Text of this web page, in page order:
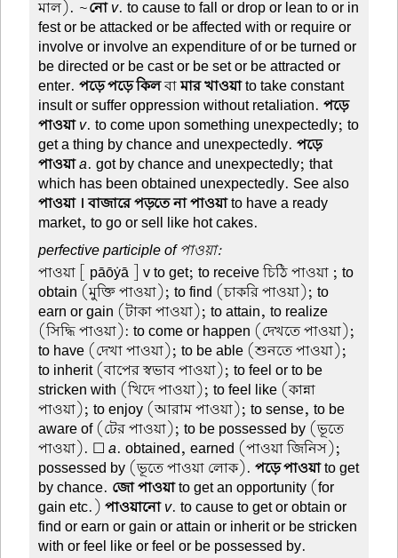
মাল). ~নো v. to cause to fall or drop or lean to or in
fest or be attacked or be affected with or require or
involve or involve an expenditure of or be turned or
be directed or be cast or be set or be attracted or
enter.পড়ে পড়ে কিলবামার খাওয়াto take constant
insult or suffer oppression without retaliation.পড়ে-
পাওয়া v. to come upon something unexpectedly; to
get a thing by chance and unexpectedly.পড়ে-
পাওয়াa. got by chance and unexpectedly; that
which has been obtained unexpectedly. See also
পাওয়া । বাজারে পড়তে না পাওয়াto have a ready
market, to go or sell like hot cakes.
perfective participle of পাওয়া:
পাওয়া [ pāōẏā ] v to get; to receive চিঠি পাওয়া ; to
obtain (মুক্তি পাওয়া); to find (চাকরি পাওয়া); to
earn or gain (টাকা পাওয়া); to attain, to realize
(সিদ্ধি পাওয়া): to come or happen (দেখতে পাওয়া);
to have (দেখা পাওয়া); to be able (শুনতে পাওয়া);
to inherit (বাপের স্বভাব পাওয়া); to feel or to be
stricken with (খিদে পাওয়া); to feel like (কান্না
পাওয়া); to enjoy (আরাম পাওয়া); to sense, to be
aware of (টের পাওয়া); to be possessed by (ভূতে
পাওয়া). ☐a. obtained, earned (পাওয়া জিনিস);
possessed by (ভূতে পাওয়া লোক).পড়ে পাওয়াto get
by chance. জো পাওয়াto get an opportunity (for
gain etc.)পাওয়ানো v. to cause to get or obtain or
find or earn or gain or attain or inherit or be stricken
with or feel like or feel or be possessed by.